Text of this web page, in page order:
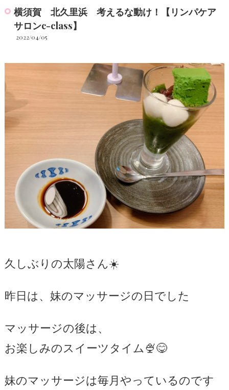
横須賀 北久里浜 考えるな動け！【リンパケア
サロンc-class】
2022/04/05
久しぶりの太陽さん☀️
昨日は、妹のマッサージの日でした
マッサージの後は、
お楽しみのスイーツタイム🍨😋
妹のマッサージは毎月やっているのです